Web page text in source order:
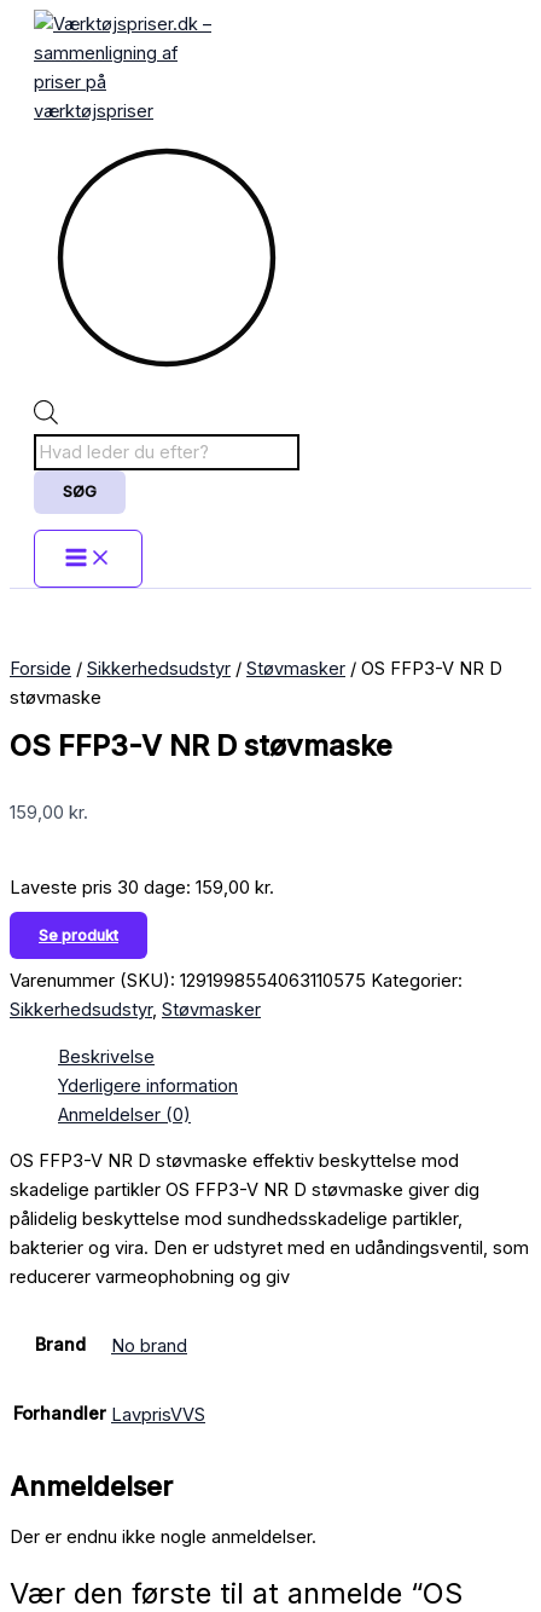
indholdet
Products
SØG
Forside / Sikkerhedsudstyr / Støvmasker / OS FFP3-V NR D
støvmaske
OS FFP3-V NR D støvmaske
159,00 kr.
Laveste pris 30 dage: 159,00 kr.
Se produkt
Varenummer (SKU): 1291998554063110575 Kategorier:
Sikkerhedsudstyr, Støvmasker
Beskrivelse
Yderligere information
Anmeldelser (0)
OS FFP3-V NR D støvmaske effektiv beskyttelse mod
skadelige partikler OS FFP3-V NR D støvmaske giver dig
pålidelig beskyttelse mod sundhedsskadelige partikler,
bakterier og vira. Den er udstyret med en udåndingsventil, som
reducerer varmeophobning og giv
Brand No brand
Forhandler LavprisVVS
Anmeldelser
Der er endnu ikke nogle anmeldelser.
Vær den første til at anmelde “OS